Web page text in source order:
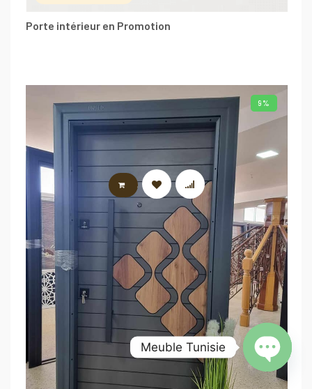
Porte intérieur en Promotion
9%
AJOUTER AU PANIER
Meuble Tunisie
Open